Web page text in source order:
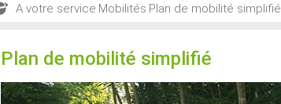
A votre service Mobilités Plan de mobilité simplifié
Plan de mobilité simplifié